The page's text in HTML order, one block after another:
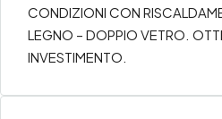
CONDIZIONI CON
LEGNO – DOPPIO VETRO.
INVESTIMENTO.